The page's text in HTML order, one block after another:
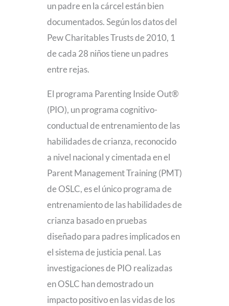
un padre en la cárcel están bien
documentados. Según los datos del
Pew Charitables Trusts de 2010, 1
de cada 28 niños tiene un padres
entre rejas.
El programa Parenting Inside Out®
(PIO), un programa cognitivo-
conductual de entrenamiento de las
habilidades de crianza, reconocido
a nivel nacional y cimentada en el
Parent Management Training (PMT)
de OSLC, es el único programa de
entrenamiento de las habilidades de
crianza basado en pruebas
diseñado para padres implicados en
el sistema de justicia penal. Las
investigaciones de PIO realizadas
en OSLC han demostrado un
impacto positivo en las vidas de los